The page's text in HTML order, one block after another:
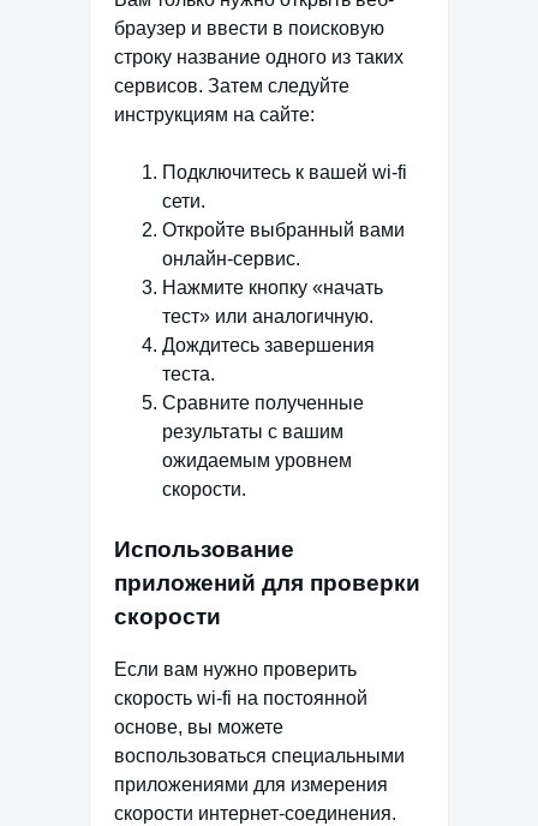
браузер и ввести в поисковую
строку название одного из таких
сервисов. Затем следуйте
инструкциям на сайте:
Подключитесь к вашей wi-fi
сети.
Откройте выбранный вами
онлайн-сервис.
Нажмите кнопку «начать
тест» или аналогичную.
Дождитесь завершения
теста.
Сравните полученные
результаты с вашим
ожидаемым уровнем
скорости.
Использование
приложений для проверки
скорости
Если вам нужно проверить
скорость wi-fi на постоянной
основе, вы можете
воспользоваться специальными
приложениями для измерения
скорости интернет-соединения.